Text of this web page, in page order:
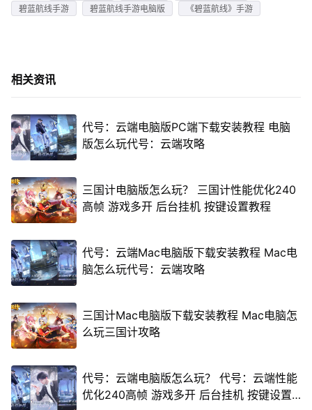
碧蓝航线手游
碧蓝航线手游电脑版 《碧蓝航线》手游
相关资讯
代号：云端电脑版PC端下载安装教程 电脑
版怎么玩代号：云端攻略
三国计电脑版怎么玩？ 三国计性能优化240
高帧 游戏多开 后台挂机 按键设置教程
代号：云端Mac电脑版下载安装教程 Mac电
脑怎么玩代号：云端攻略
三国计Mac电脑版下载安装教程 Mac电脑怎
么玩三国计攻略
代号：云端电脑版怎么玩？ 代号：云端性能
优化240高帧 游戏多开 后台挂机 按键设置